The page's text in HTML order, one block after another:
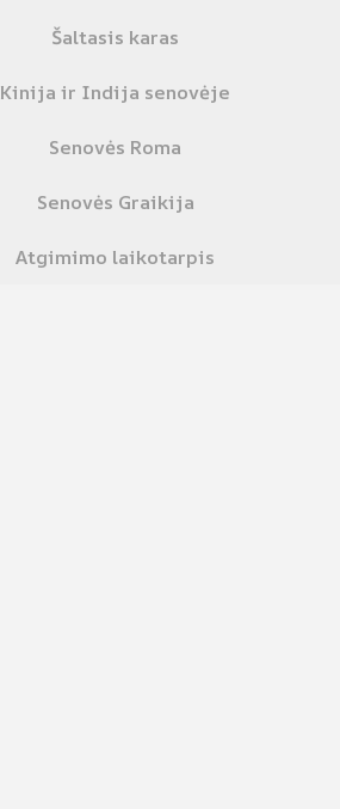
Šaltasis karas
Kinija ir Indija senovėje
Senovės Roma
Senovės Graikija
Atgimimo laikotarpis